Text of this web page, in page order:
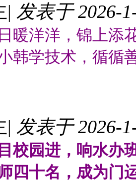
| 发表于 2026-
暖洋洋，锦上添
韩学技术，循循
| 发表于 2026-
校园进，响水办
四十名，成为门